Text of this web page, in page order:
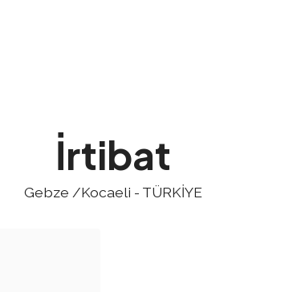
İrtibat
Gebze /Kocaeli - TÜRKİYE